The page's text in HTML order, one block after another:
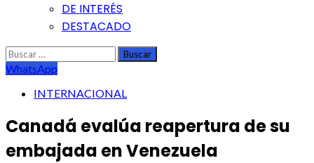
DE INTERÉS
DESTACADO
Buscar:
WhatsApp
INTERNACIONAL
Canadá evalúa reapertura de su
embajada en Venezuela